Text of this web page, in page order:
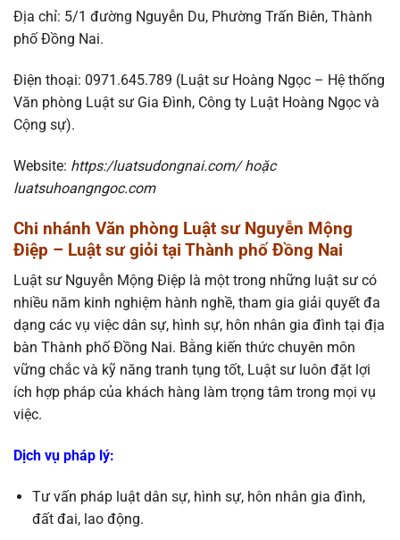
Địa chỉ: 5/1 đường Nguyễn Du, Phường Trấn Biên, Thành
phố Đồng Nai.
Điện thoại: 0971.645.789 (Luật sư Hoàng Ngọc – Hệ thống
Văn phòng Luật sư Gia Đình, Công ty Luật Hoàng Ngọc và
Cộng sự).
Website: https:/luatsudongnai.com/ hoặc
luatsuhoangngoc.com
Chi nhánh Văn phòng Luật sư Nguyễn Mộng
Điệp – Luật sư giỏi tại Thành phố Đồng Nai
Luật sư Nguyễn Mộng Điệp là một trong những luật sư có
nhiều năm kinh nghiệm hành nghề, tham gia giải quyết đa
dạng các vụ việc dân sự, hình sự, hôn nhân gia đình tại địa
bàn Thành phố Đồng Nai. Bằng kiến thức chuyên môn
vững chắc và kỹ năng tranh tụng tốt, Luật sư luôn đặt lợi
ích hợp pháp của khách hàng làm trọng tâm trong mọi vụ
việc.
Dịch vụ pháp lý:
Tư vấn pháp luật dân sự, hình sự, hôn nhân gia đình,
đất đai, lao động.